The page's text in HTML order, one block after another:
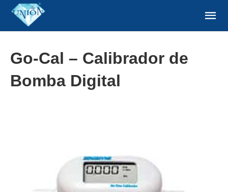
Go-Cal – Calibrador de
Bomba Digital